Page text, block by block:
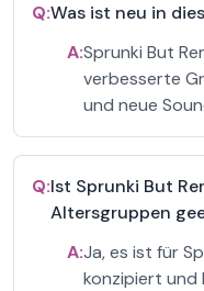
Q:Was ist neu in
A:Sprunki But
verbesserte
und neue
Q:Ist Sprunki But
Altersgruppen
A:Ja, es ist für
konzipiert und